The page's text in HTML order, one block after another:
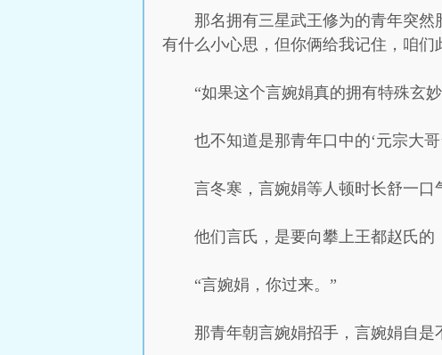
那名拥有三星武王修为的青年突
有什么小心思，但你俩给我记住，咱们
“如果这个言婉娟真的拥有特殊玄
也不知道是那青年口中的‘元宗大
言冬寒，言婉娟等人顿时长舒一口
他们言氏，是要向攀上王都赵氏的
“言婉娟，你过来。”
那青年朝言婉娟招手，言婉娟自是